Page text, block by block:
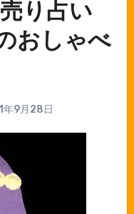
り占い
おしゃべ
年9月28日